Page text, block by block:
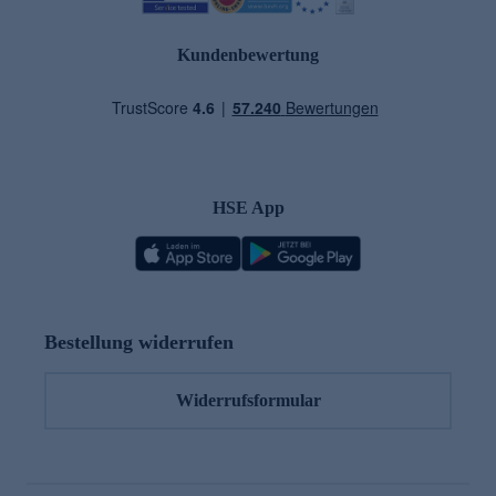
Kundenbewertung
HSE App
Bestellung widerrufen
Widerrufsformular